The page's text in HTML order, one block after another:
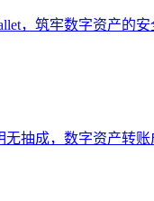
，筑牢数字资产的安
无抽成，数字资产转